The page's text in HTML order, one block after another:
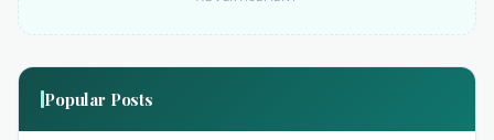
Popular Posts